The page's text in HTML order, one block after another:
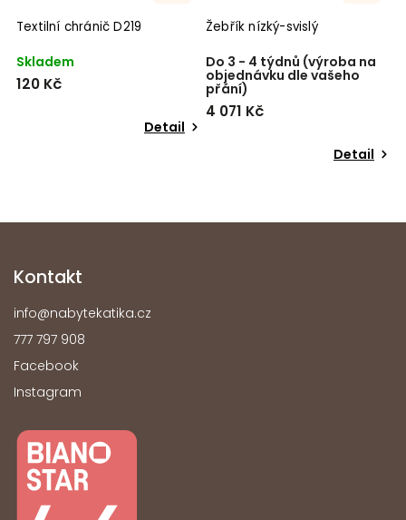
Textilní chránič D219
Skladem
120 Kč
Detail
Žebřík nízký-svislý
Do 3 - 4 týdnů (výroba na
objednávku dle vašeho
přání)
4 071 Kč
Detail
Kontakt
info@nabytekatika.cz
777 797 908
Facebook
Instagram